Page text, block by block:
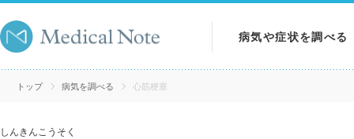
病気や症状を調べる
病気を調べる
トップ 病気を調べる 心筋梗塞
しんきんこうそく